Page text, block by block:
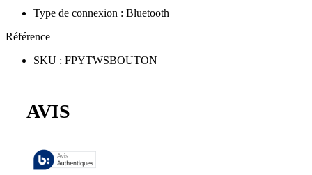
Type de connexion : Bluetooth
Référence
SKU : FPYTWSBOUTON